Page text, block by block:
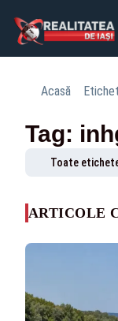
Acasă
Tag:
Toate
ARTICOLE